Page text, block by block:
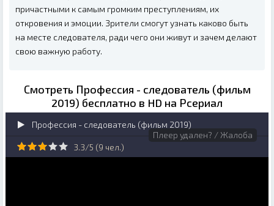
причастными к самым громким преступлениям, их
откровения и эмоции. Зрители смогут узнать каково быть
на месте следователя, ради чего они живут и зачем делают
свою важную работу.
Смотреть Профессия - следователь (фильм
2019) бесплатно в HD на Рсериал
Профессия - следователь (фильм 2019)
Плеер удален? / Жалоба
3.3/5 (9 чел.)